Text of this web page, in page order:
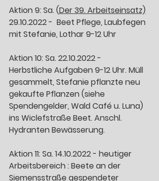
Aktion 9: Sa. (Der 39. Arbeitseinsatz)
29.10.2022 -  Beet Pflege, Laubfegen
mit Stefanie, Lothar 9-12 Uhr
Aktion 10: Sa. 22.10.2022 -
Herbstliche Aufgaben 9-12 Uhr. Müll
gesammelt, Stefanie pflanzte neu
gekaufte Pflanzen (siehe
Spendengelder, Wald Café u. Luna)
ins Wiclefstraße Beet. Anschl.
Hydranten Bewässerung.
Aktion 11: Sa. 14.10.2022 - heutiger
Arbeitsbereich : Beete an der
Siemensstraße gespendeter